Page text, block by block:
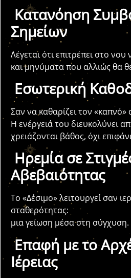
Κατανόηση
Σημείων
Λέγεται ότι επιτρέπει στο
και μηνύματα που αλλιώς θα
Εσωτερική
Σαν να καθαρίζει τον
Η ενέργειά του διευκολύνει
χρειάζονται βάθος, όχι
Ηρεμία σε
Αβεβαιότητας
Το «Δέσιμο» λειτουργεί σαν
σταθερότητας:
μια γείωση μέσα στη σύγχυση.
Επαφή με το
Ιέρειας